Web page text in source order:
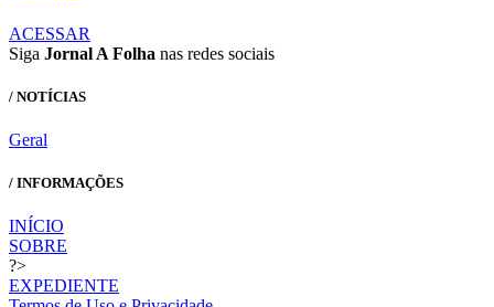
ACESSAR
Siga Jornal A Folha nas redes sociais
/ NOTÍCIAS
Geral
/ INFORMAÇÕES
INÍCIO
SOBRE
?>
EXPEDIENTE